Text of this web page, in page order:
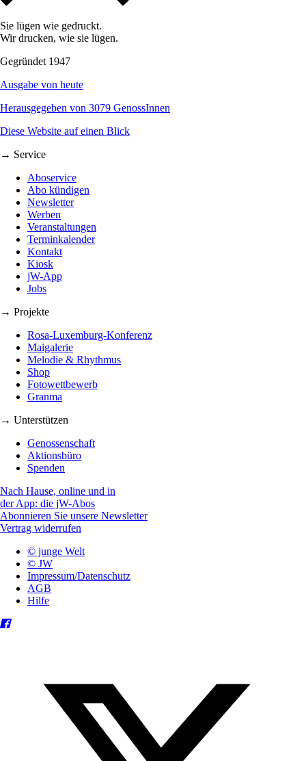
Sie lügen wie gedruckt.
Wir drucken, wie sie lügen.
Gegründet 1947
Ausgabe von heute
Herausgegeben von 3079 GenossInnen
Diese Website auf einen Blick
→ Service
Aboservice
Abo kündigen
Newsletter
Werben
Veranstaltungen
Terminkalender
Kontakt
Kiosk
jW-App
Jobs
→ Projekte
Rosa-Luxemburg-Konferenz
Maigalerie
Melodie & Rhythmus
Shop
Fotowettbewerb
Granma
→ Unterstützen
Genossenschaft
Aktionsbüro
Spenden
Nach Hause, online und in
der App: die jW-Abos
Abonnieren Sie unsere Newsletter
Vertrag widerrufen
© junge Welt
© JW
Impressum/Datenschutz
AGB
Hilfe